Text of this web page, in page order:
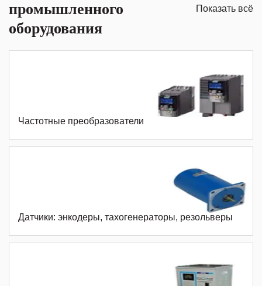
промышленного
оборудования
Показать всё
Частотные преобразователи
Датчики: энкодеры, тахогенераторы, резольверы